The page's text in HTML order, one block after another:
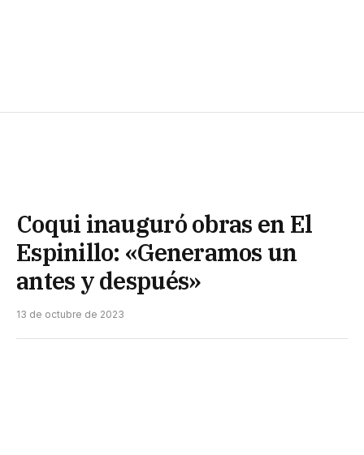
Coqui inauguró obras en El
Espinillo: «Generamos un
antes y después»
13 de octubre de 2023